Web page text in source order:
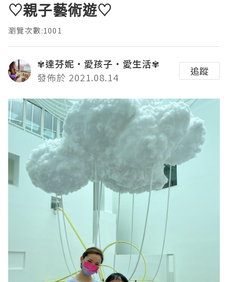
♡親子藝術遊♡
瀏覽次數:1001
✾達芬妮•愛孩子•愛生活✾
發佈於 2021.08.14
追蹤